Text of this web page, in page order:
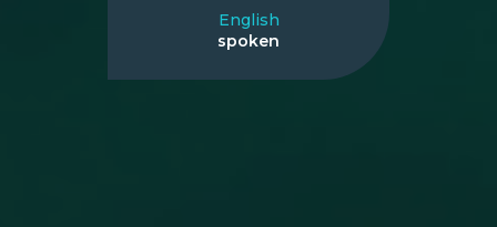
English
spoken